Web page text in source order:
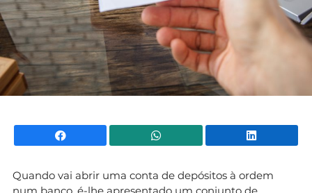
Facebook WhatsApp
Quando vai abrir uma conta de depósitos à ordem
num banco, é-lhe apresentado um conjunto de